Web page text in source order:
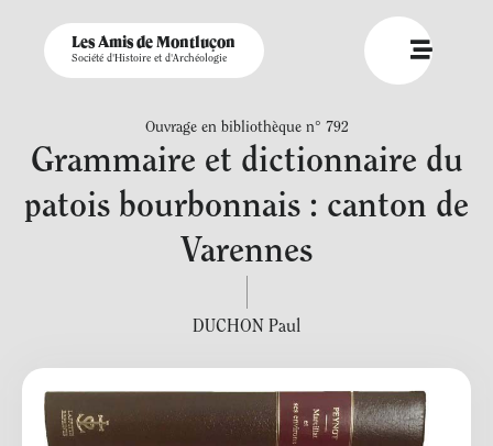
Les Amis de Montluçon
Société d'Histoire et d'Archéologie
Ouvrage en bibliothèque n° 792
Grammaire et dictionnaire du
patois bourbonnais : canton de
Varennes
DUCHON Paul